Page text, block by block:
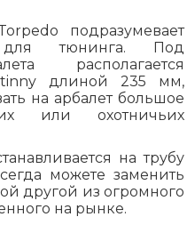
подразумевает
тюнинга. Под
располагается
длиной 235 мм,
на арбалет большое
или охотничьих
на трубу
можете заменить
другой из огромного
на рынке.